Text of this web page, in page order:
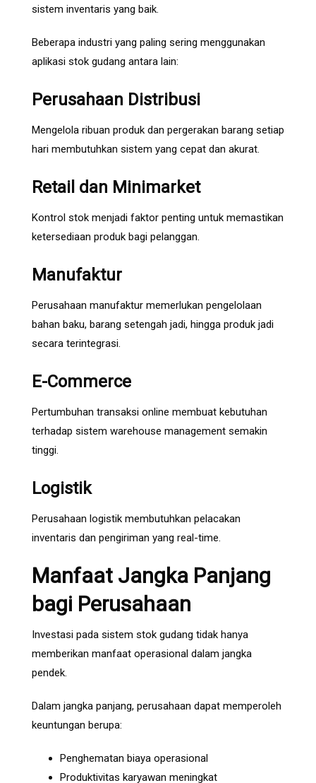
sistem inventaris yang baik.
Beberapa industri yang paling sering menggunakan
aplikasi stok gudang antara lain:
Perusahaan Distribusi
Mengelola ribuan produk dan pergerakan barang setiap
hari membutuhkan sistem yang cepat dan akurat.
Retail dan Minimarket
Kontrol stok menjadi faktor penting untuk memastikan
ketersediaan produk bagi pelanggan.
Manufaktur
Perusahaan manufaktur memerlukan pengelolaan
bahan baku, barang setengah jadi, hingga produk jadi
secara terintegrasi.
E-Commerce
Pertumbuhan transaksi online membuat kebutuhan
terhadap sistem warehouse management semakin
tinggi.
Logistik
Perusahaan logistik membutuhkan pelacakan
inventaris dan pengiriman yang real-time.
Manfaat Jangka Panjang
bagi Perusahaan
Investasi pada sistem stok gudang tidak hanya
memberikan manfaat operasional dalam jangka
pendek.
Dalam jangka panjang, perusahaan dapat memperoleh
keuntungan berupa:
Penghematan biaya operasional
Produktivitas karyawan meningkat